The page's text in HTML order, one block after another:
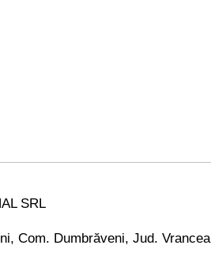
SRL
Com. Dumbrăveni, Jud. Vrancea